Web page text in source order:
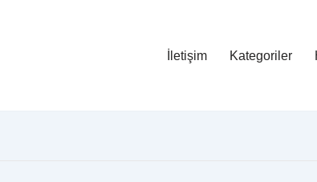
İletişim Kategoriler